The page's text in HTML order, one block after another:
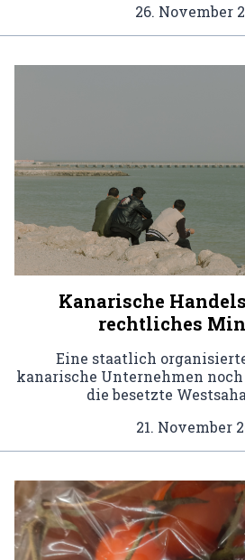
26. November
Kanarische
rechtliches
Eine staatlich
kanarische Unternehmen
die besetzte
21. November